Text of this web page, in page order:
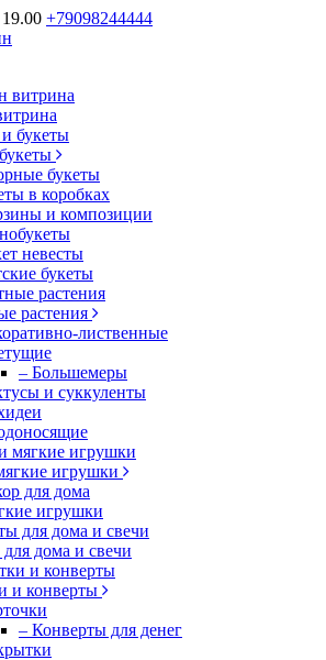
+79098244444
букеты
в коробках
и композиции
невесты
букеты
растения
лиственные
– Большемеры
и суккуленты
игрушки
для дома
игрушки
дома и свечи
и конверты
– Конверты для денег